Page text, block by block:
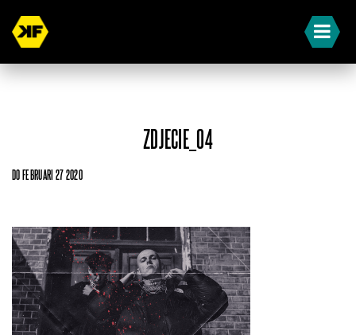
ZDJECIE_04
DO FEBRUARI 27 2020